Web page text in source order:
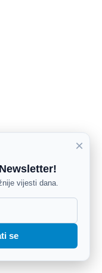
×
vijesti dana.
se